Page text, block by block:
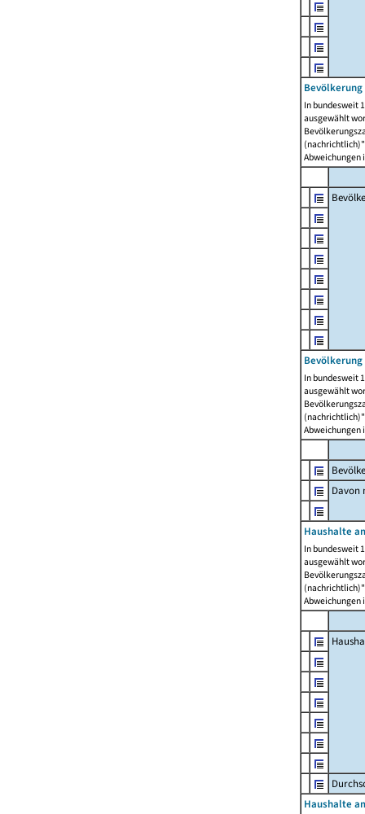
In bundesweit
ausgewählt
Abweichungen
In bundesweit
ausgewählt
Abweichungen
Davon
Haushalte
In bundesweit
ausgewählt
Abweichungen
Haushalte